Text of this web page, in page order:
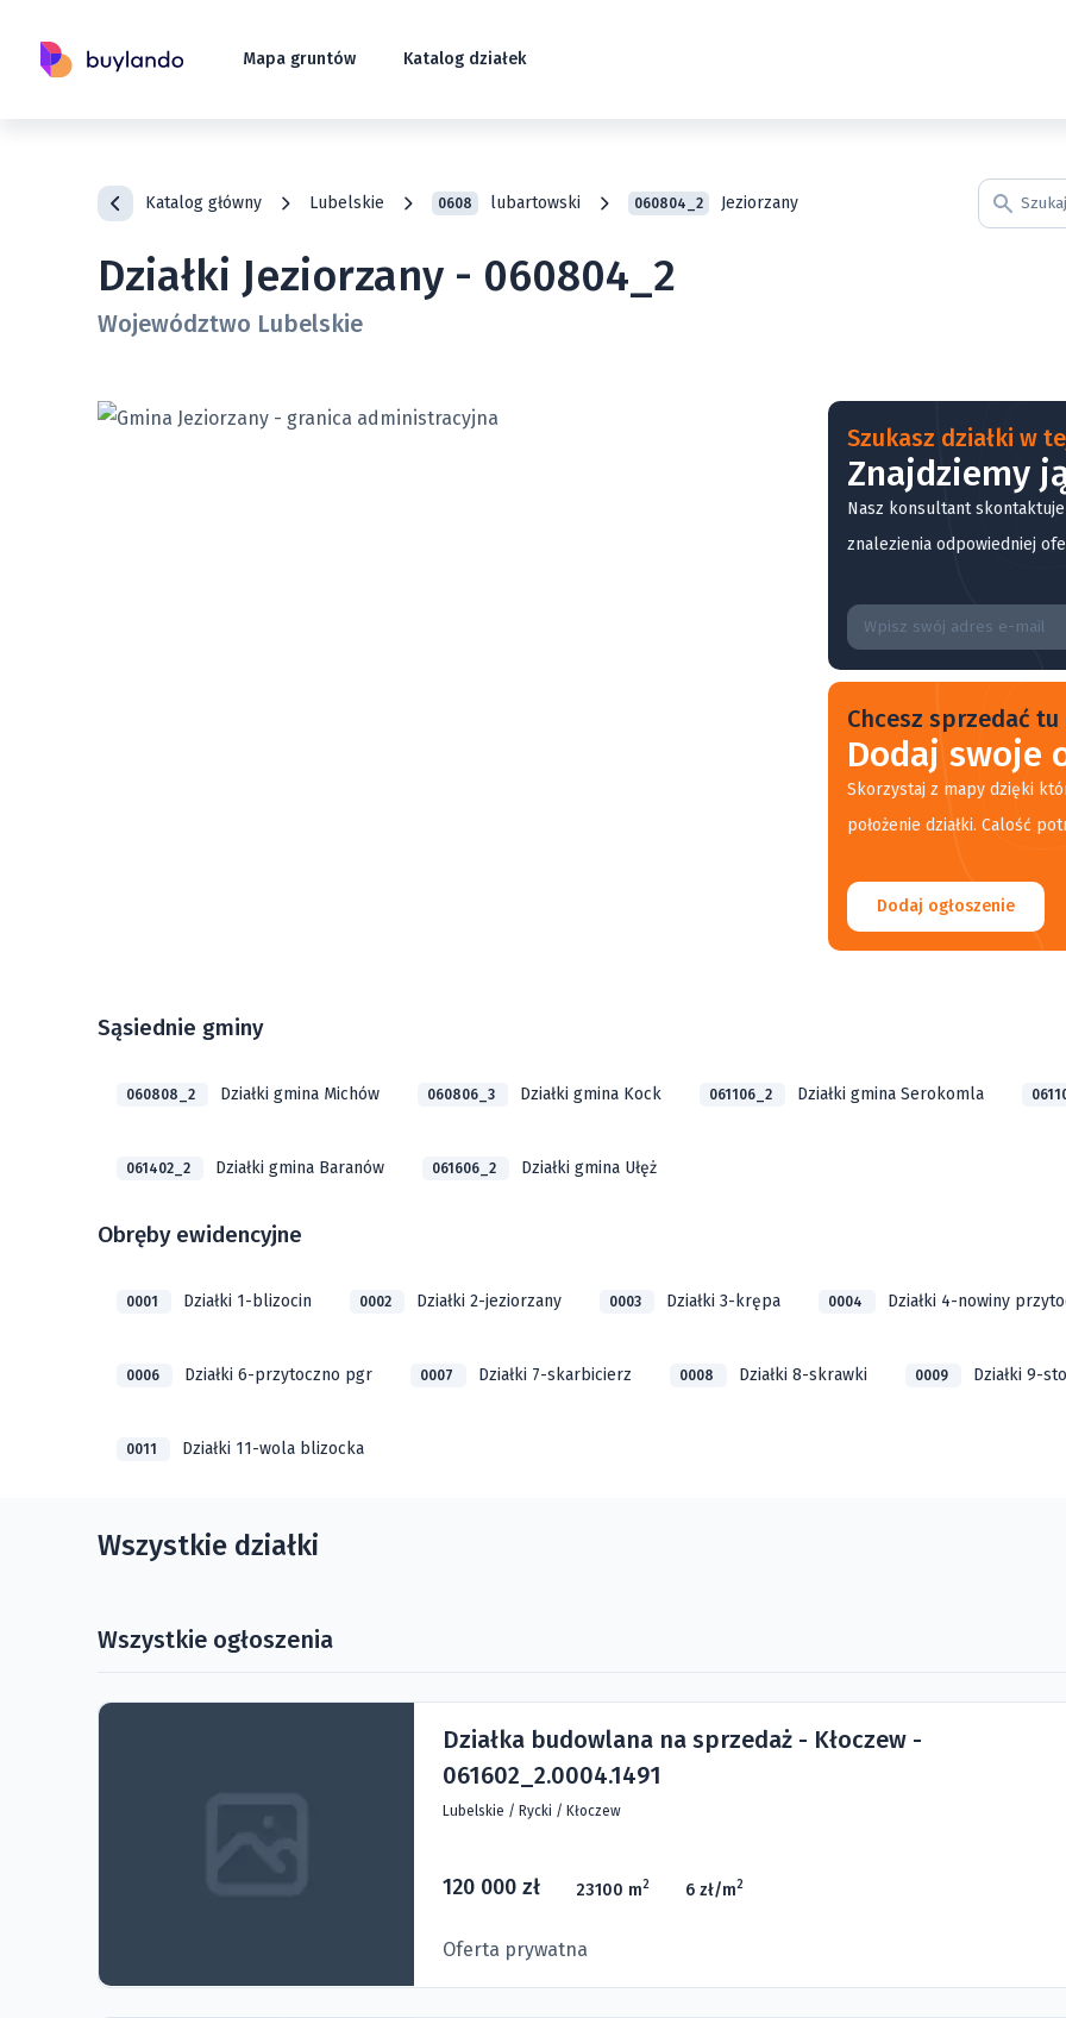
Mapa gruntów Katalog działek
Katalog główny Lubelskie 0608 lubartowski 060804_2 Jeziorzany
Działki Jeziorzany - 060804_2
Województwo Lubelskie
Szukasz działki w
Znajdziemy
Nasz konsultant
znalezienia odpowiedniej
Chcesz sprzedać tu
Dodaj swoje
Skorzystaj z mapy dzięki
położenie działki. Calość
Dodaj ogłoszenie
Sąsiednie gminy
060808_2 Działki gmina Michów 060806_3 Działki gmina Kock 061106_2 Działki gmina Serokomla
061402_2 Działki gmina Baranów 061606_2 Działki gmina Ułęż
Obręby ewidencyjne
0001 Działki 1-blizocin 0002 Działki 2-jeziorzany 0003 Działki 3-krępa 0004 Działki 4-nowiny
0006 Działki 6-przytoczno pgr 0007 Działki 7-skarbicierz 0008 Działki 8-skrawki 0009 Działki 9-
0011 Działki 11-wola blizocka
Wszystkie działki
Wszystkie ogłoszenia
Działka budowlana na sprzedaż - Kłoczew -
061602_2.0004.1491
Lubelskie / Rycki / Kłoczew
120 000 zł 23100 m2 6 zł/m2
Oferta prywatna